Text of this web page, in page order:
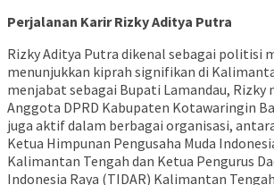
Perjalanan Karir Rizky Aditya Putra
Rizky Aditya Putra dikenal sebagai politisi
menunjukkan kiprah signifikan di
menjabat sebagai Bupati Lamandau, Rizky
Anggota DPRD Kabupaten Kotawaringin
juga aktif dalam berbagai organisasi,
Ketua Himpunan Pengusaha Muda
Kalimantan Tengah dan Ketua Pengurus
Indonesia Raya (TIDAR) Kalimantan